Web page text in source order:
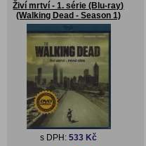
Živí mrtví - 1. série (Blu-ray)
(Walking Dead - Season 1)
s DPH: 533 Kč